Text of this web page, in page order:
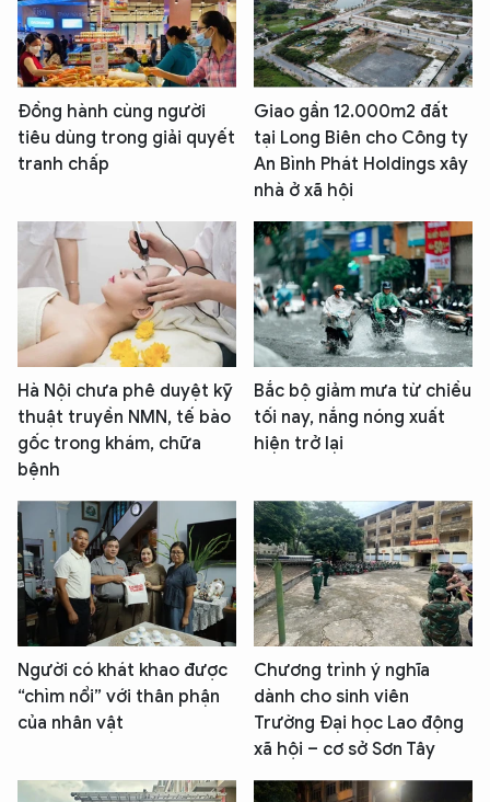
Đồng hành cùng người
tiêu dùng trong giải quyết
tranh chấp
Giao gần 12.000m2 đất
tại Long Biên cho Công ty
An Bình Phát Holdings xây
nhà ở xã hội
Hà Nội chưa phê duyệt kỹ
thuật truyền NMN, tế bào
gốc trong khám, chữa
bệnh
Bắc bộ giảm mưa từ chiều
tối nay, nắng nóng xuất
hiện trở lại
Người có khát khao được
“chìm nổi” với thân phận
của nhân vật
Chương trình ý nghĩa
dành cho sinh viên
Trường Đại học Lao động
xã hội – cơ sở Sơn Tây